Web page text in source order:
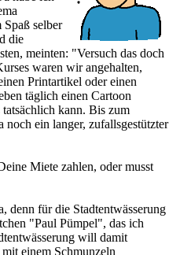
selber
die
meinten: "Versuch das doch
waren wir angehalten,
Printartikel oder einen
täglich einen Cartoon
tatsächlich kann. Bis zum
noch ein langer, zufallsgestützter
Miete zahlen, oder musst
denn für die Stadtentwässerung
"Paul Pümpel", das ich
will damit
einem Schmunzeln